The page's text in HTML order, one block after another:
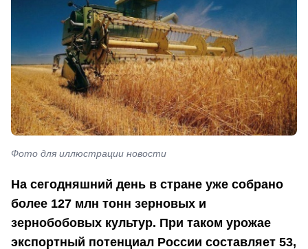
Фото для иллюстрации новости
На сегодняшний день в стране уже собрано
более 127 млн тонн зерновых и
зернобобовых культур. При таком урожае
экспортный потенциал России составляет 53,